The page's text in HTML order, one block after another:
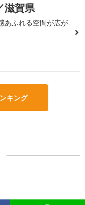
滋賀県
あふれる空間が広が
キング